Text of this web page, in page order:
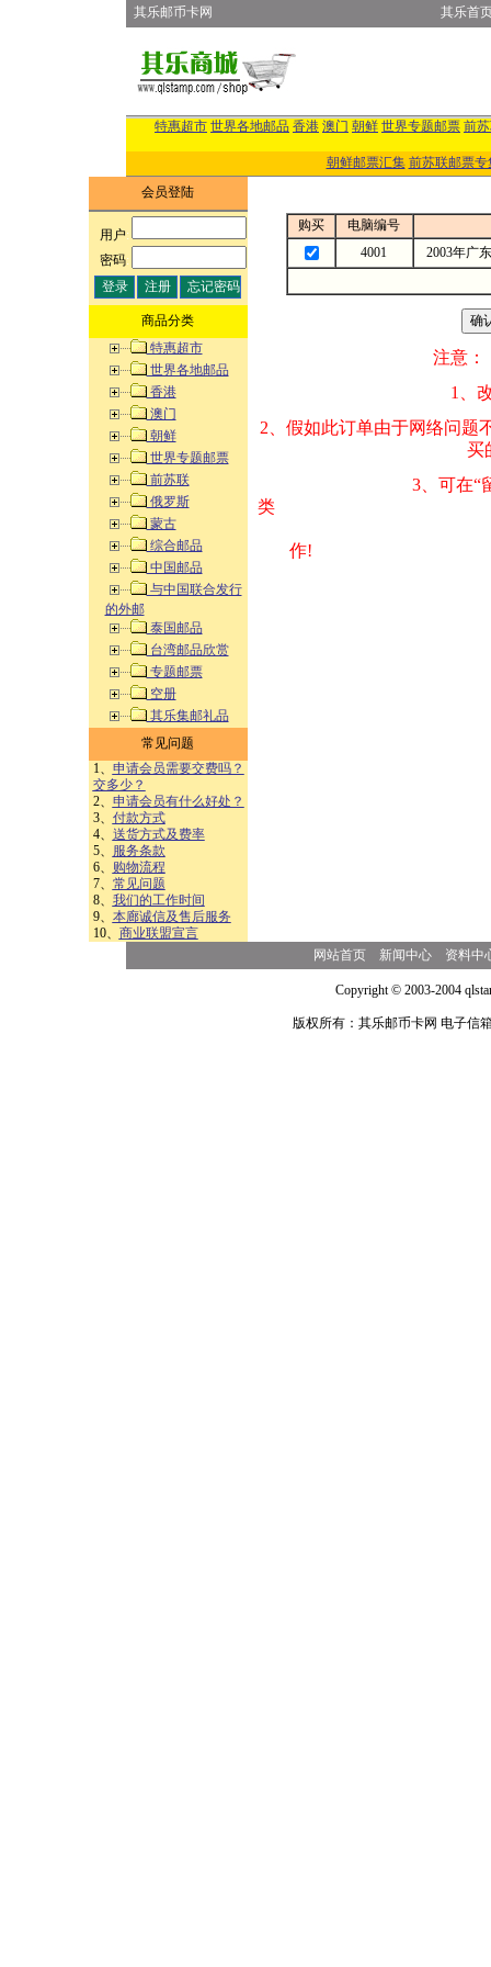
其乐邮币卡网 其乐首
特惠超市 世界各地邮品 香港 澳门 朝鲜 世界专题邮票 前
朝鲜邮票汇集 前苏联邮票专
会员登陆
用户:
密码:
商品分类
特惠超市
世界各地邮品
香港
澳门
朝鲜
世界专题邮票
前苏联
俄罗斯
蒙古
综合邮品
中国邮品
与中国联合发行
的外邮
泰国邮品
台湾邮品欣赏
专题邮票
空册
其乐集邮礼品
常见问题
1、 申请会员需要交费吗？
交多少？
2、 申请会员有什么好处？
3、 付款方式
4、 送货方式及费率
5、
服务条款
6、
购物流程
7、 常见问题
8、 我们的工作时间
9、 本廊诚信及售后服务
10、 商业联盟宣言
购买
电脑编号
4001
2003年广
注意：
1、改变商品数量
2、假如此订单由
买的邮品的“
3、可在“
类 方式告之
作!
网站首页 新闻中心 资料中
Copyright © 2003-2004
版权所有：其乐邮币卡网 电子信